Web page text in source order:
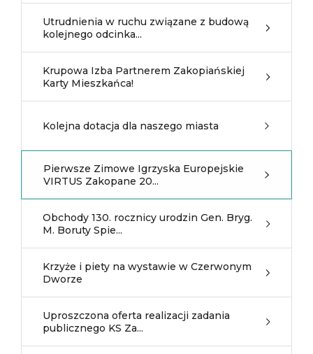
Utrudnienia w ruchu związane z budową
kolejnego odcinka...
Krupowa Izba Partnerem Zakopiańskiej
Karty Mieszkańca!
Kolejna dotacja dla naszego miasta
Pierwsze Zimowe Igrzyska Europejskie
VIRTUS Zakopane 20...
Obchody 130. rocznicy urodzin Gen. Bryg.
M. Boruty Spie...
Krzyże i piety na wystawie w Czerwonym
Dworze
Uproszczona oferta realizacji zadania
publicznego KS Za...